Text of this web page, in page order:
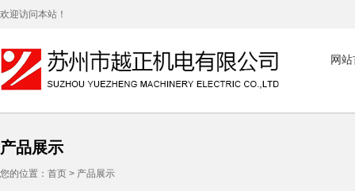
欢迎访问本站！
网
产品展示
您的位置： 首页 > 产品展示